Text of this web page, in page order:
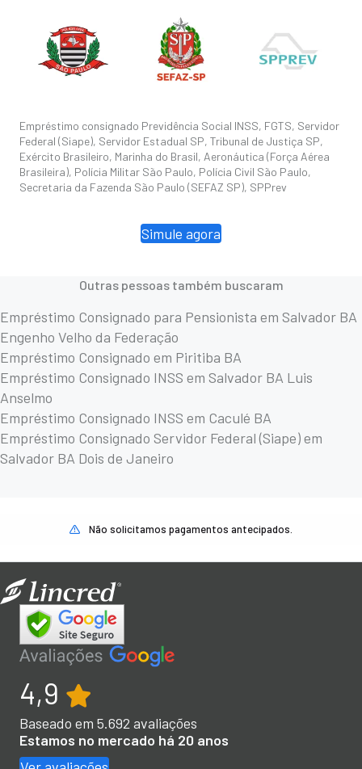
Empréstimo consignado Previdência Social INSS, FGTS, Servidor
Federal (Siape), Servidor Estadual SP, Tribunal de Justiça SP,
Exército Brasileiro, Marinha do Brasil, Aeronáutica (Força Aérea
Brasileira), Polícia Militar São Paulo, Polícia Civil São Paulo,
Secretaria da Fazenda São Paulo (SEFAZ SP), SPPrev
Simule agora
Outras pessoas também buscaram
Empréstimo Consignado para Pensionista em Salvador BA
Engenho Velho da Federação
Empréstimo Consignado em Piritiba BA
Empréstimo Consignado INSS em Salvador BA Luis
Anselmo
Empréstimo Consignado INSS em Caculé BA
Empréstimo Consignado Servidor Federal (Siape) em
Salvador BA Dois de Janeiro
Não solicitamos pagamentos antecipados.
4,9
Baseado em 5.692 avaliações
Estamos no mercado há 20 anos